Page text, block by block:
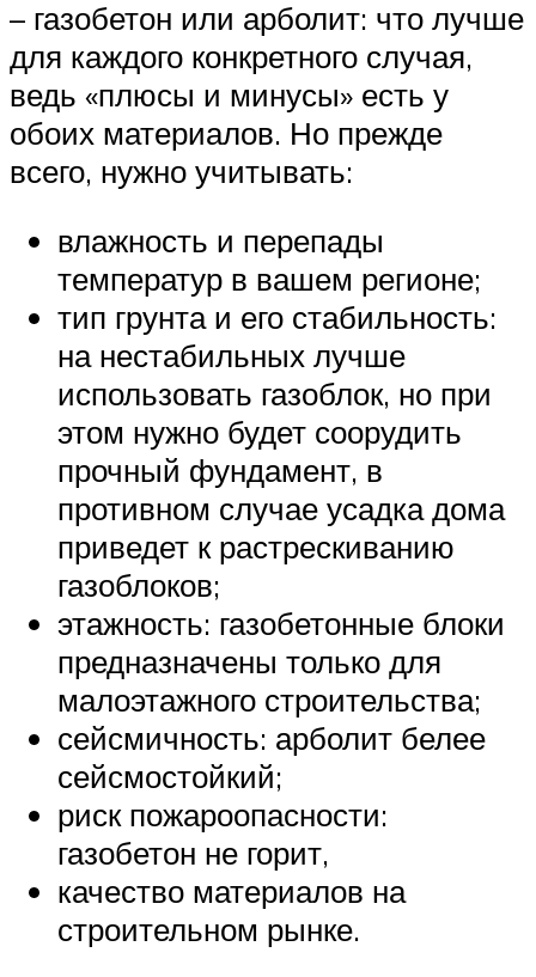
– газобетон или арболит: что лучше
для каждого конкретного случая,
ведь «плюсы и минусы» есть у
обоих материалов. Но прежде
всего, нужно учитывать:
влажность и перепады
температур в вашем регионе;
тип грунта и его стабильность:
на нестабильных лучше
использовать газоблок, но при
этом нужно будет соорудить
прочный фундамент, в
противном случае усадка дома
приведет к растрескиванию
газоблоков;
этажность: газобетонные блоки
предназначены только для
малоэтажного строительства;
сейсмичность: арболит белее
сейсмостойкий;
риск пожароопасности:
газобетон не горит,
качество материалов на
строительном рынке.